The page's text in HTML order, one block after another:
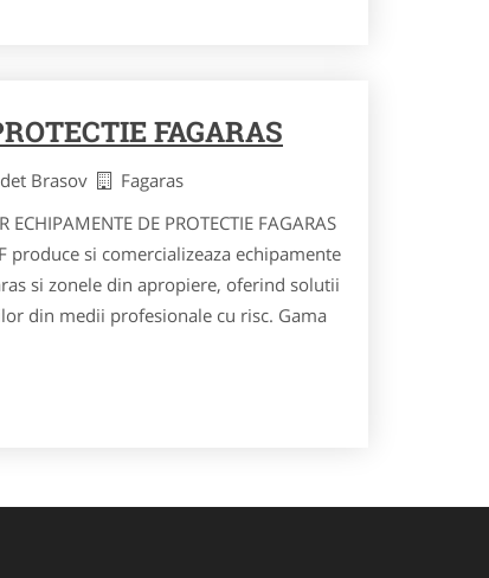
FAGARAS
Brasov
Fagaras
DE PROTECTIE FAGARAS
produce si comercializeaza echipamente
si zonele din apropiere, oferind solutii
din medii profesionale cu risc. Gama